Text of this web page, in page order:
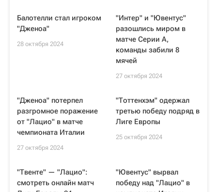
Балотелли стал игроком
"Дженоа"
28 октября 2024
"Интер" и "Ювентус"
разошлись миром в
матче Серии А,
команды забили 8
мячей
27 октября 2024
"Дженоа" потерпел
разгромное поражение
от "Лацио" в матче
чемпионата Италии
27 октября 2024
"Тоттенхэм" одержал
третью победу подряд в
Лиге Европы
25 октября 2024
"Твенте" — "Лацио":
смотреть онлайн матч
"Ювентус" вырвал
победу над "Лацио" в